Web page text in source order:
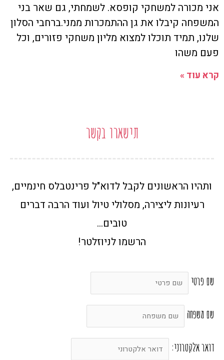
אני מכורה למשחקי קופסא. לשמחתי, גם שאר בני
המשפחה קיבלו את גן ההתמכרות ממני.ברחבי הסלון
שלנו, תמיד תוכלו למצוא מליון משחקי פזורים, וכל
פעם משהו
קרא עוד »
תישארו בקשר
ותהיו הראשונים לקבל לדוא"ל פרינטבלס חינמיים,
רעיונות ליצירה, מסלולי טיול ועוד הרבה דברים
טובים…
הרשמו לניוזלטר!
שם פרטי
שם משפחה
דואר אלקטרוני: